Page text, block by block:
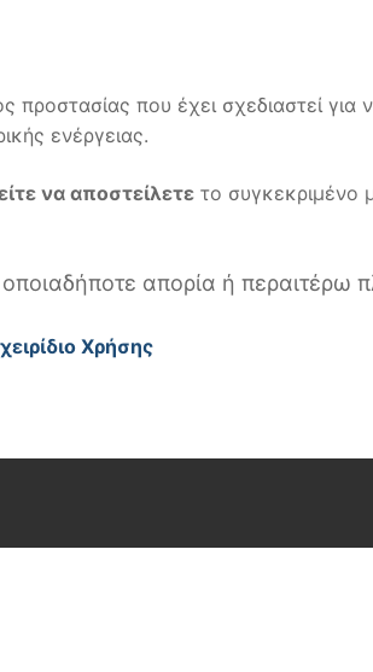
προστασίας που έχει σχεδιαστεί
ενέργειας.
να αποστείλετε το συγκεκριμένο
απορία ή
Χρήσης